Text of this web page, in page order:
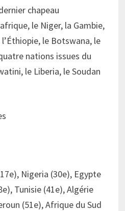
chapeau
le Niger, la Gambie,
le Botswana, le
nations issues du
le Liberia, le Soudan
Nigeria (30e), Egypte
Tunisie (41e), Algérie
(51e), Afrique du Sud